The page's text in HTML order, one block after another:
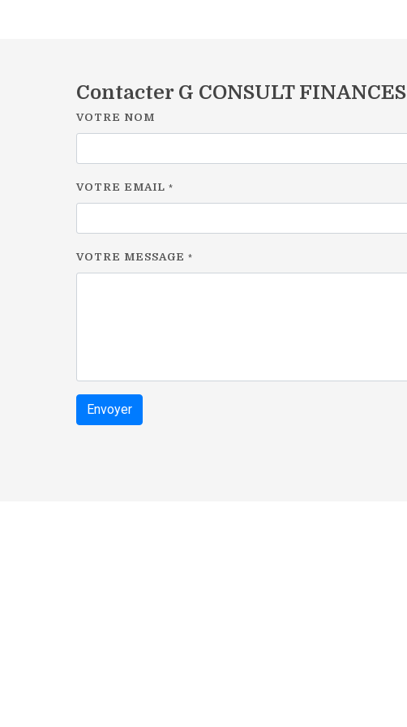
Contacter G CONSULT FINANCES
VOTRE NOM
VOTRE EMAIL *
VOTRE MESSAGE *
Envoyer